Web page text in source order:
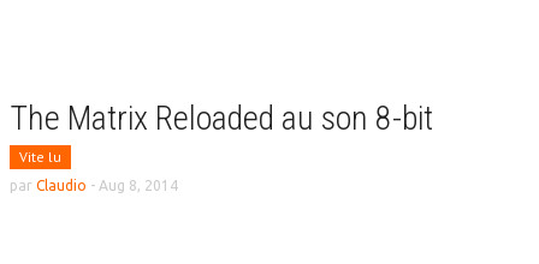
The Matrix Reloaded au son 8-bit
Vite lu
par Claudio - Aug 8, 2014